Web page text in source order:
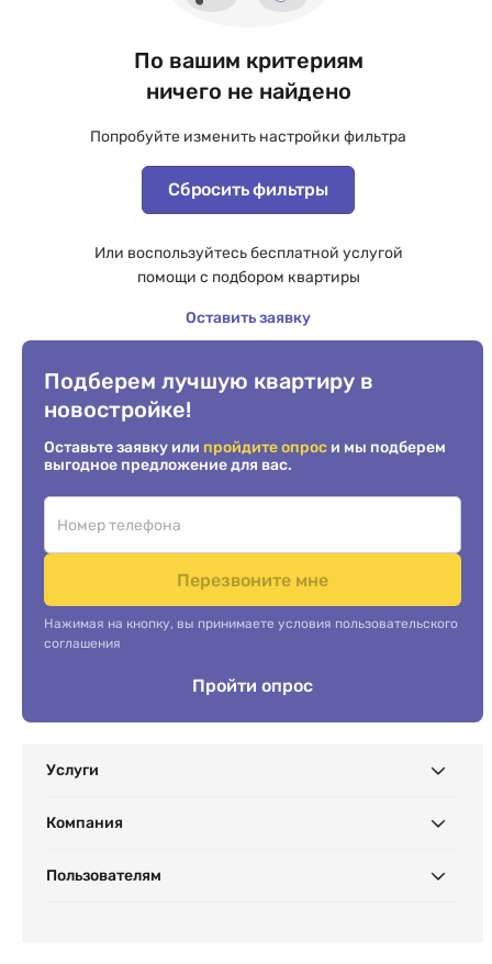
По вашим критериям
ничего не найдено
Попробуйте изменить настройки фильтра
Сбросить фильтры
Или воспользуйтесь бесплатной услугой
помощи с подбором квартиры
Оставить заявку
Подберем лучшую квартиру в
новостройке!
Оставьте заявку или пройдите опрос и мы подберем
выгодное предложение для вас.
Перезвоните мне
Нажимая на кнопку, вы принимаете условия пользовательского
соглашения
Пройти опрос
Услуги
Компания
Пользователям